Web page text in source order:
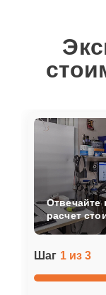
Шаг 1 из 3
Отвечайте
расчет